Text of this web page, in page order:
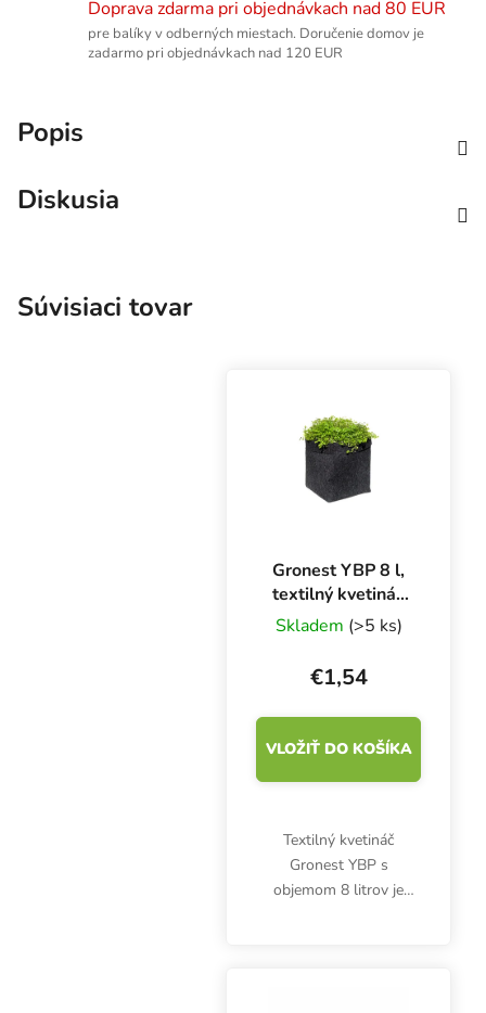
Doprava zdarma pri objednávkach nad 80 EUR
pre balíky v odberných miestach. Doručenie domov je
zadarmo pri objednávkach nad 120 EUR
Popis
Diskusia
Súvisiaci tovar
Gronest YBP 8 l,
textilný kvetináč
18x18x24 cm
Skladem (>5 ks)
€1,54
VLOŽIŤ DO KOŠÍKA
Textilný kvetináč
Gronest YBP s
objemom 8 litrov je